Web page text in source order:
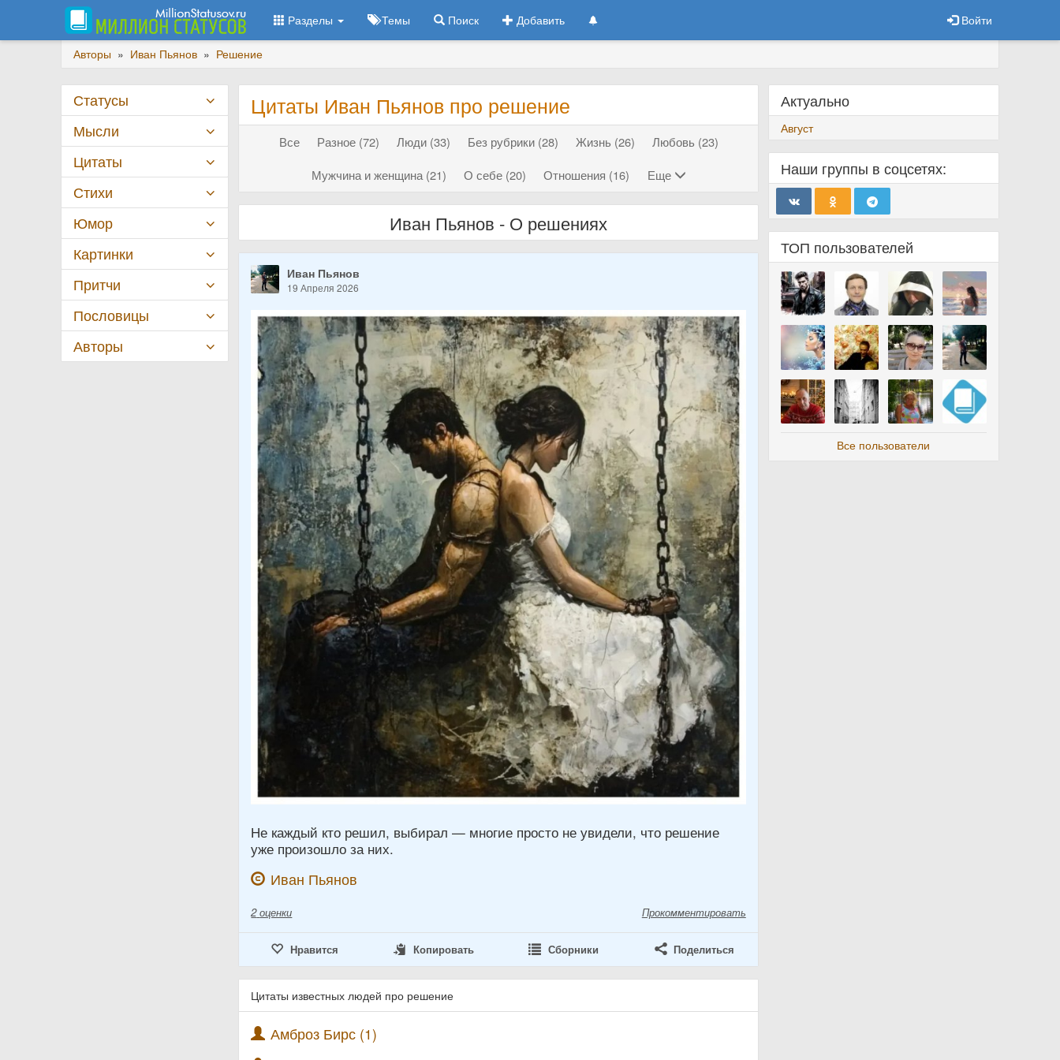
Разделы Темы Поиск Добавить Войти
Авторы » Иван Пьянов » Решение
Цитаты Иван Пьянов про решение
Все Разное (72) Люди (33) Без рубрики (28) Жизнь (26)
Любовь (23)
Мужчина и женщина (21)
О себе (20) Отношения (16) Еще
Иван Пьянов - О решениях
Иван Пьянов
19 Апреля 2026
Не каждый кто решил, выбирал — многие просто не увидели, что решение
уже произошло за них.
Иван Пьянов
2 оценки Прокомментировать
Нравится Копировать Сборники Поделиться
Цитаты известных людей про решение
Амброз Бирс (1)
Актуально
Август
Наши группы в соцсетях:
ТОП пользователей
Все пользователи
Статусы
Мысли
Цитаты
Стихи
Юмор
Картинки
Притчи
Пословицы
Авторы